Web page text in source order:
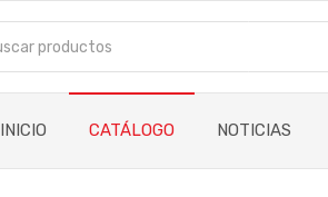
INICIO CATÁLOGO NOTICIAS